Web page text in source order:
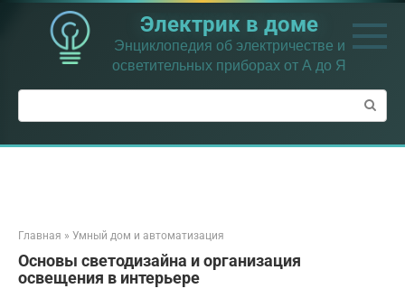
Перейти
контенту
Электрик в доме
Энциклопедия об электричестве и
осветительных приборах от А до Я
Поиск:
Главная » Умный дом и автоматизация
Основы светодизайна и организация
освещения в интерьере